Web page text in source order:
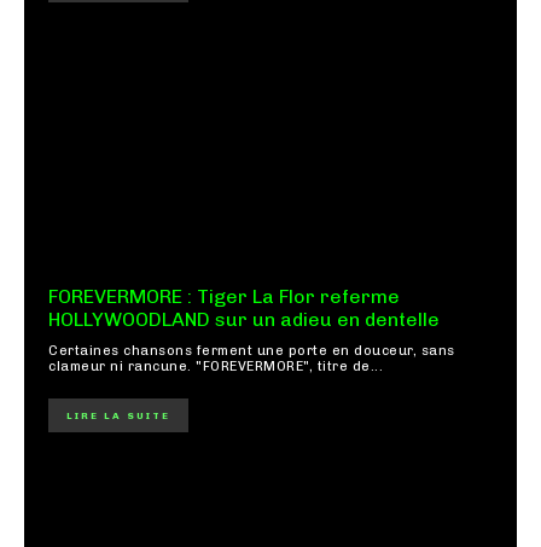
FOREVERMORE : Tiger La Flor referme
HOLLYWOODLAND sur un adieu en dentelle
Certaines chansons ferment une porte en douceur, sans
clameur ni rancune. "FOREVERMORE", titre de...
LIRE LA SUITE